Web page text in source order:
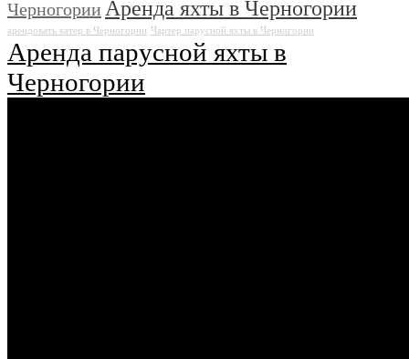
Черногории Аренда яхты в Черногории
арендовать катер в Черногории Чартер парусной яхты в Черногории
Аренда парусной яхты в
Черногории